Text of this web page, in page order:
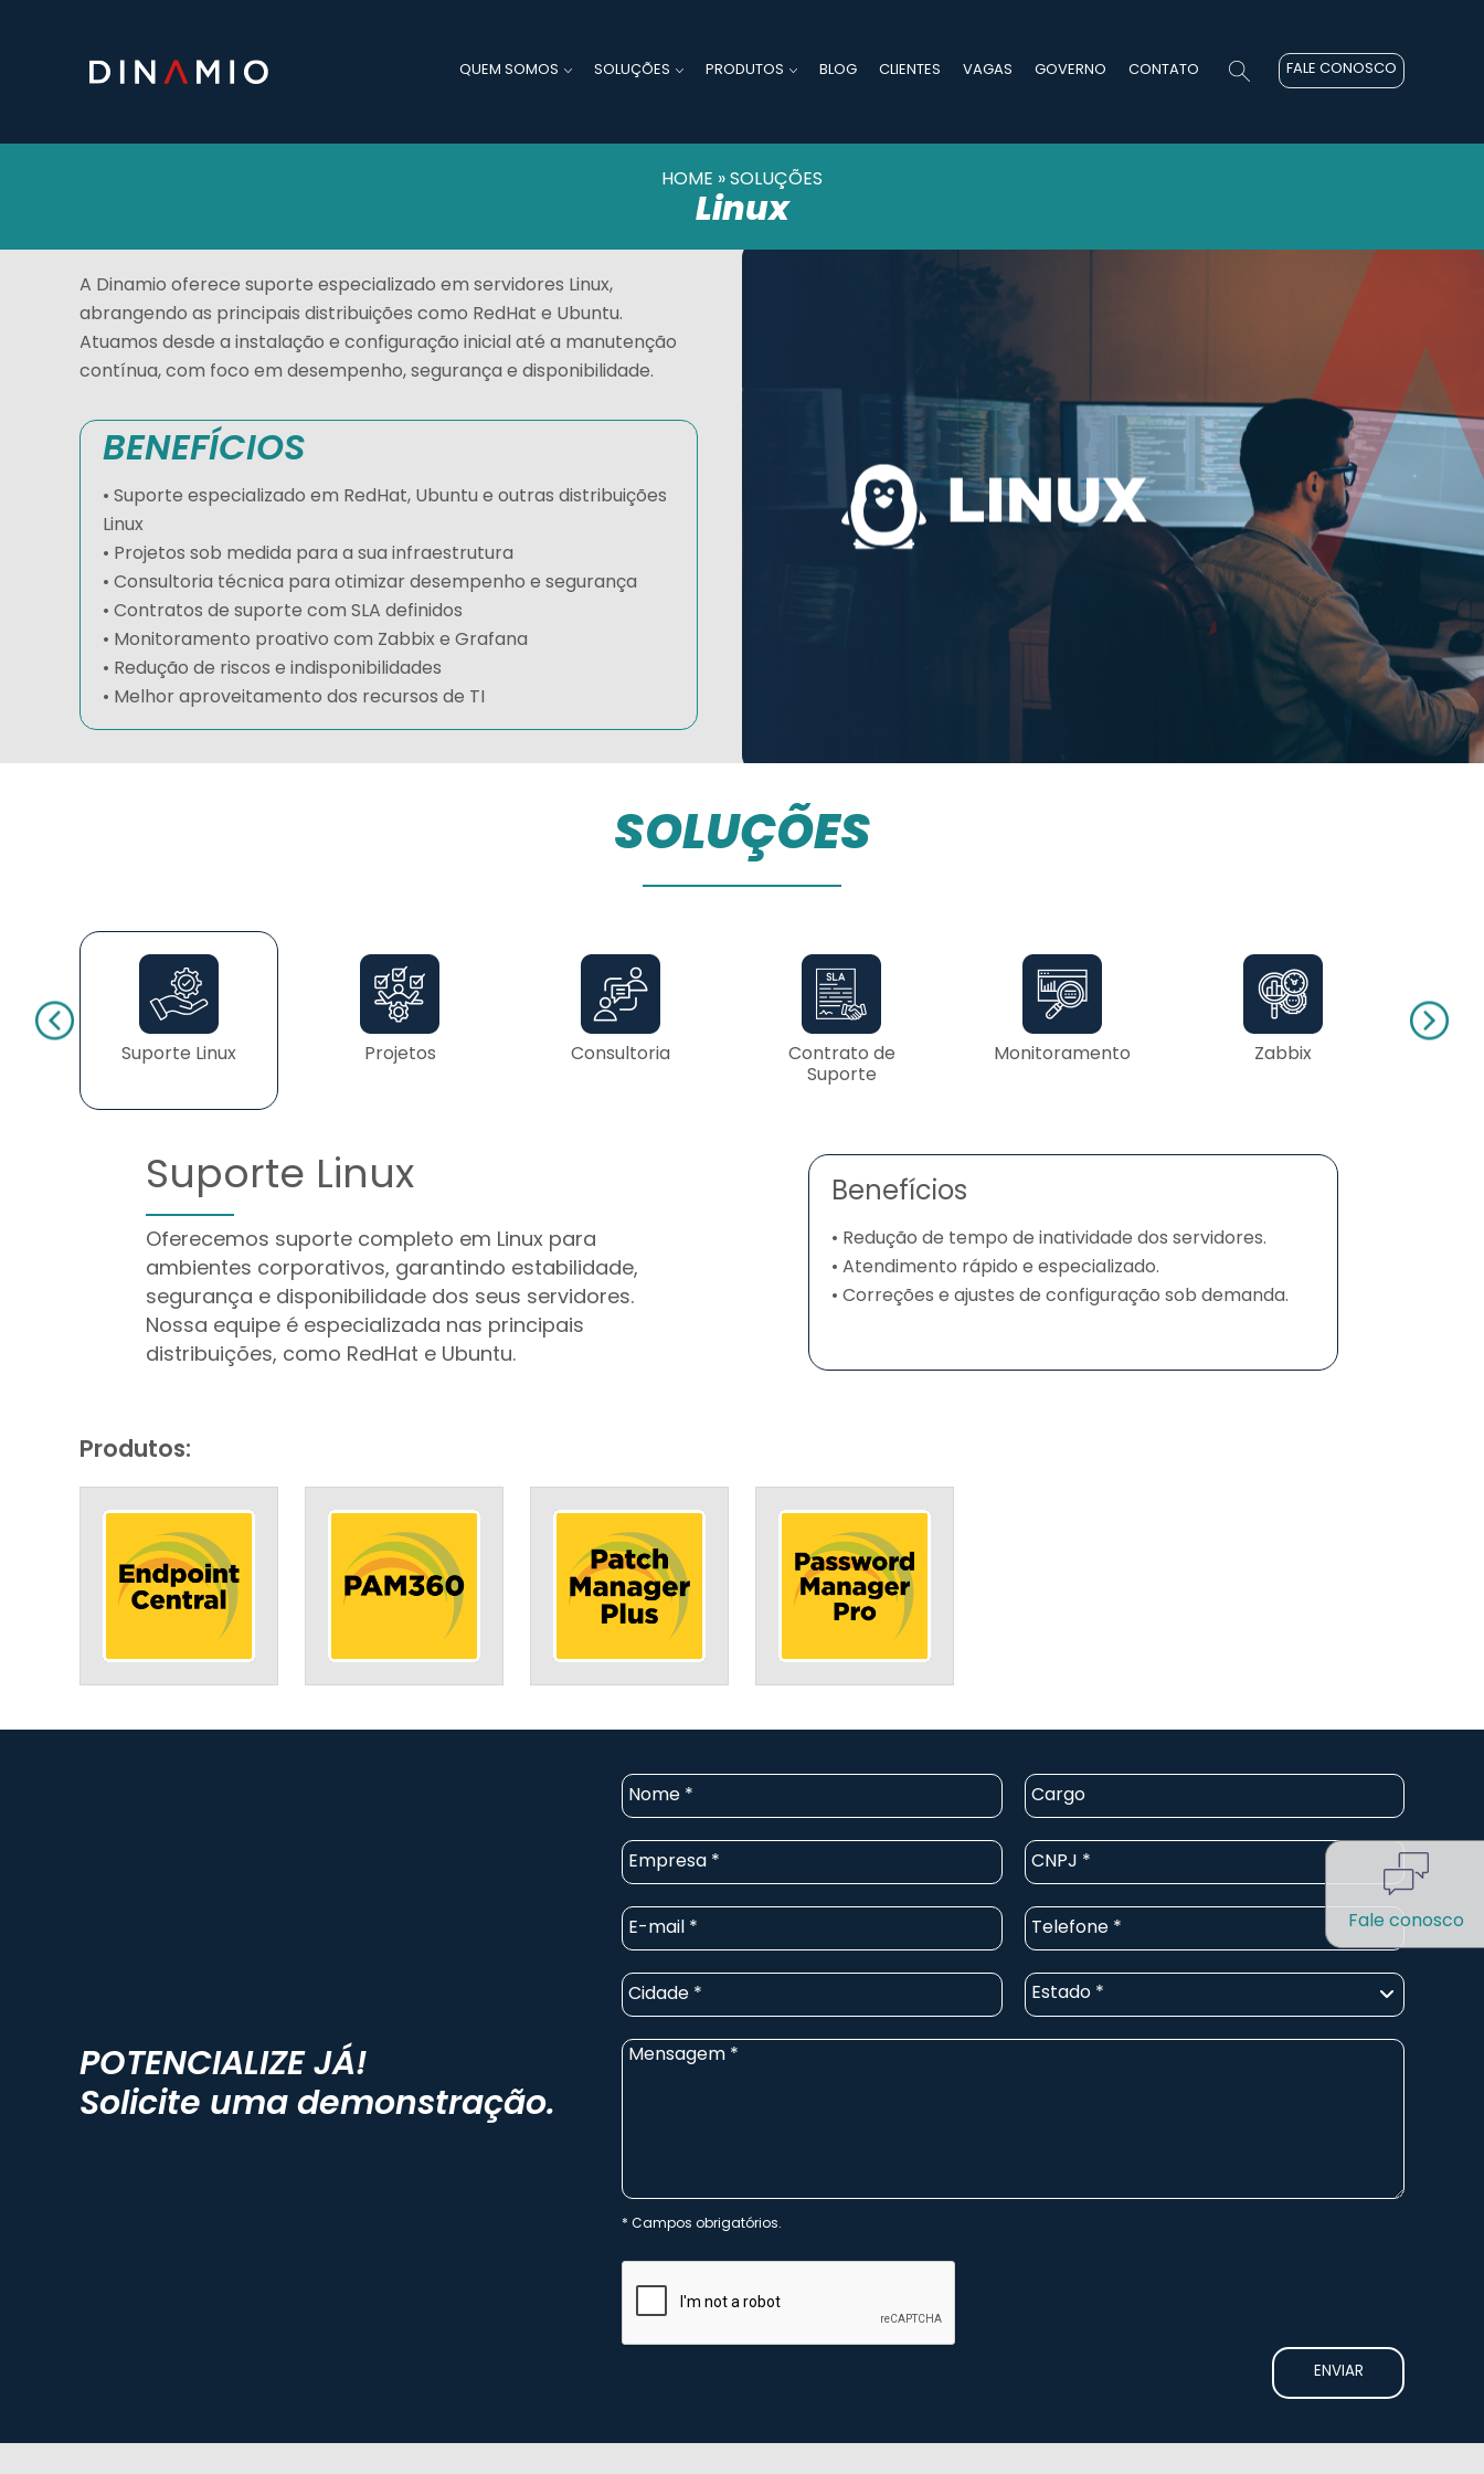
Fale conosco
QUEM SOMOS SOLUÇÕES PRODUTOS BLOG CLIENTES VAGAS GOVERNO CONTATO FALE CONOSCO
HOME »SOLUÇÕES
Linux
A Dinamio oferece suporte especializado em servidores Linux,
abrangendo as principais distribuições como RedHat e Ubuntu.
Atuamos desde a instalação e configuração inicial até a manutenção
contínua, com foco em desempenho, segurança e disponibilidade.
BENEFÍCIOS
• Suporte especializado em RedHat, Ubuntu e outras distribuições
Linux
• Projetos sob medida para a sua infraestrutura
• Consultoria técnica para otimizar desempenho e segurança
• Contratos de suporte com SLA definidos
• Monitoramento proativo com Zabbix e Grafana
• Redução de riscos e indisponibilidades
• Melhor aproveitamento dos recursos de TI
SOLUÇÕES
Suporte Linux Projetos Consultoria Contrato de
Suporte
Monitoramento Zabbix
Suporte Linux
Oferecemos suporte completo em Linux para
ambientes corporativos, garantindo estabilidade,
segurança e disponibilidade dos seus servidores.
Nossa equipe é especializada nas principais
distribuições, como RedHat e Ubuntu.
Benefícios
• Redução de tempo de inatividade dos servidores.
• Atendimento rápido e especializado.
• Correções e ajustes de configuração sob demanda.
POTENCIALIZE JÁ!
Solicite uma demonstração.
Campos obrigatórios.